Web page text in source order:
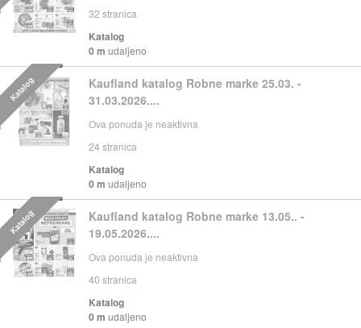
32 stranica
Katalog
0 m udaljeno
Kaufland katalog Robne marke 25.03. -
31.03.2026....
Ova ponuda je neaktivna
24 stranica
Katalog
0 m udaljeno
Katalog
Kaufland katalog Robne marke 13.05.. -
19.05.2026....
Ova ponuda je neaktivna
40 stranica
Katalog
0 m udaljeno
Katalog